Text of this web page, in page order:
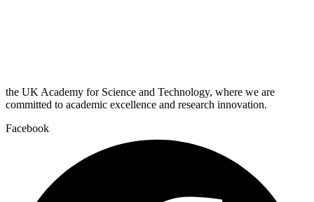
the UK Academy for Science and Technology, where we are
committed to academic excellence and research innovation.
Facebook